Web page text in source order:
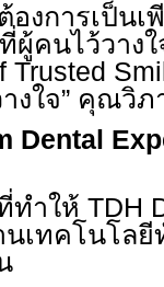
องการเป็น
ผู้คนไว้วาง
Trusted
งใจ” คุณวิภ
Dental
ทำให้ TDH
เทคโนโล